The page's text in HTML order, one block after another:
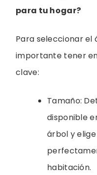
para tu hogar?
Para seleccionar el
importante tener
clave:
Tamaño:
disponible
árbol y
habitación.